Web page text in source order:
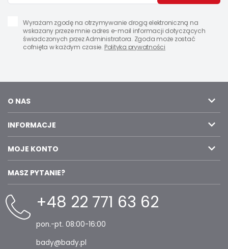
Wyrażam zgodę na otrzymywanie drogą elektroniczną na
wskazany przeze mnie adres e-mail informacji dotyczących
świadczonych przez Administratora. Zgoda może zostać
cofnięta w każdym czasie. Polityka prywatności
O NAS
INFORMACJE
MOJE KONTO
MASZ PYTANIE?
+48 22 771 63 62
pon.-pt. 08:00-16:00
bady@bady.pl